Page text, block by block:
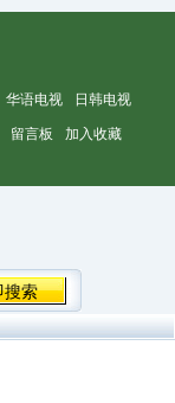
华语电视 日韩电视
留言板 加入收藏